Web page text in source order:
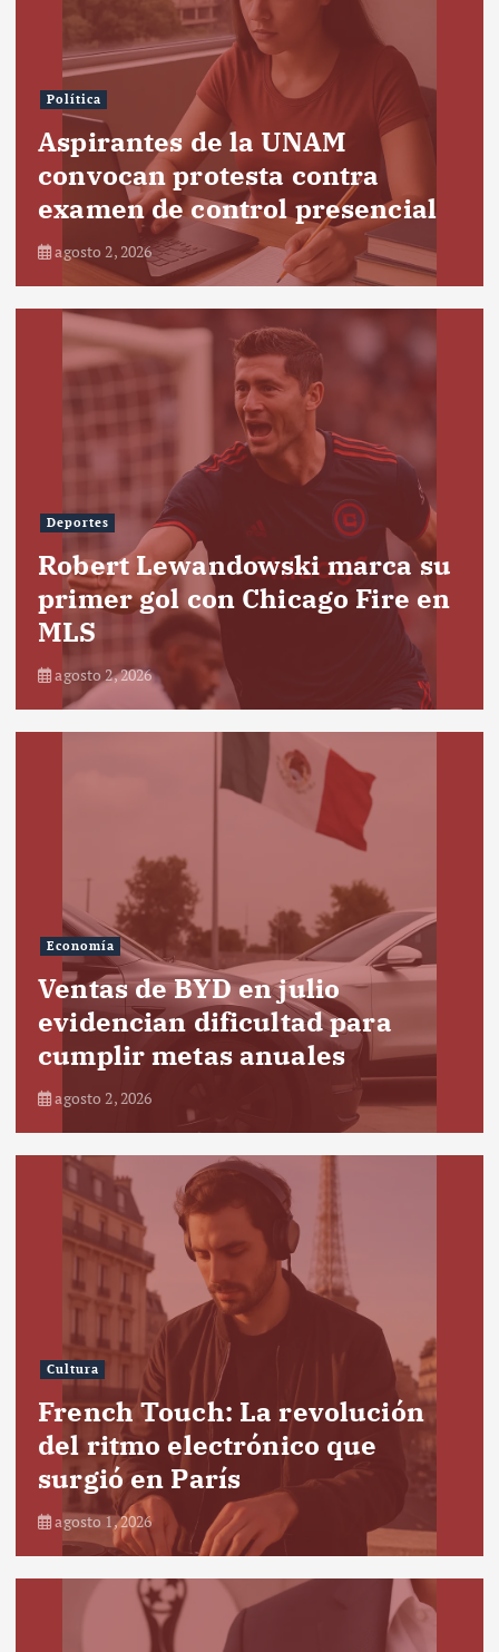
Política
Aspirantes de la UNAM
convocan protesta contra
examen de control presencial
agosto 2, 2026
Deportes
Robert Lewandowski marca su
primer gol con Chicago Fire en
MLS
agosto 2, 2026
Economía
Ventas de BYD en julio
evidencian dificultad para
cumplir metas anuales
agosto 2, 2026
Cultura
French Touch: La revolución
del ritmo electrónico que
surgió en París
agosto 1, 2026